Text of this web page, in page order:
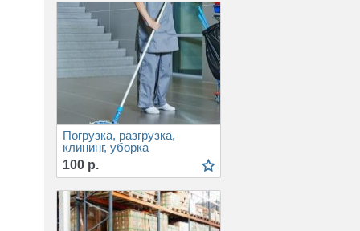
Погрузка, разгрузка,
клининг, уборка
помещений, демонтаж,
грузчики
100 р.